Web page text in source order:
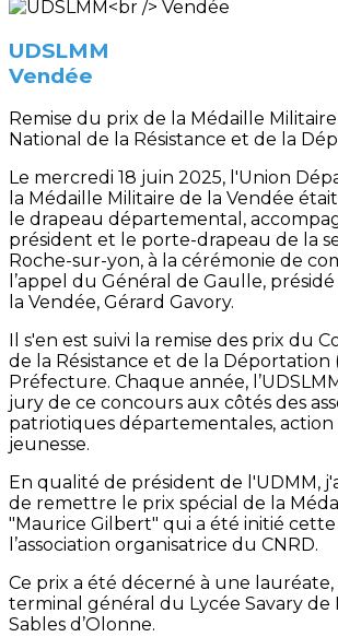
UDSLMM
Vendée
Remise du prix de la Médaille
National de la Résistance et de la
Le mercredi 18 juin 2025, l'Union
la Médaille Militaire de la Vendée
le drapeau départemental,
président et le porte-drapeau de la
Roche-sur-yon, à la cérémonie de
l’appel du Général de Gaulle,
la Vendée, Gérard Gavory.
Il s'en est suivi la remise des prix du
de la Résistance et de la Déportation
Préfecture. Chaque année,
jury de ce concours aux côtés des
patriotiques départementales,
jeunesse.
En qualité de président de l'UDMM,
de remettre le prix spécial de la
"Maurice Gilbert" qui a été initié
l’association organisatrice du CNRD.
Ce prix a été décerné à une lauréate,
terminal général du Lycée Savary de
Sables d’Olonne.